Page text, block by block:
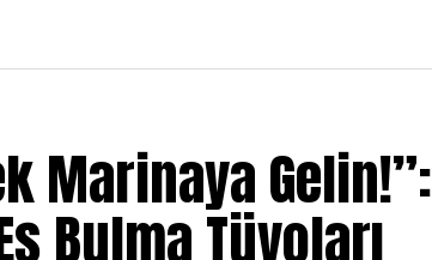
Marinaya Gelin!”:
Bulma Tüyoları